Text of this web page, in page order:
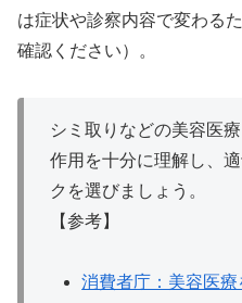
は症状や診察内容で変わる
確認ください）。
シミ取りなどの美容医
作用を十分に理解し、
クを選びましょう。
【参考】
消費者庁：美容医